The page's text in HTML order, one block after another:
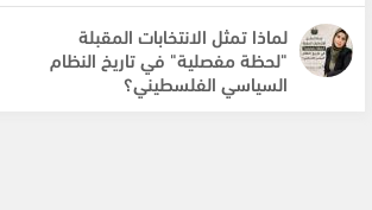
لماذا تمثل الانتخابات المقبلة
"لحظة مفصلية" في تاريخ النظام
السياسي الفلسطيني؟